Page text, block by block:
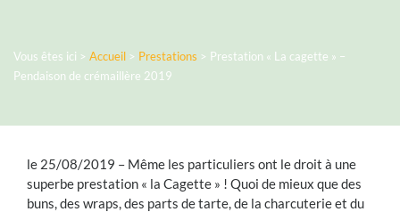
Vous êtes ici > Accueil > Prestations > Prestation « La cagette » –
Pendaison de crémaillère 2019
le 25/08/2019 – Même les particuliers ont le droit à une
superbe prestation « la Cagette » ! Quoi de mieux que des
buns, des wraps, des parts de tarte, de la charcuterie et du